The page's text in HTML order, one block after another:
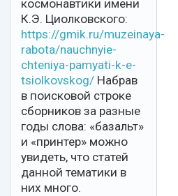
космонавтики имени
К.Э. Циолковского:
https://gmik.ru/muzeinaya-
rabota/nauchnyie-
chteniya-pamyati-k-e-
tsiolkovskog/ Набрав
в поисковой строке
сборников за разные
годы слова: «базальт»
и «принтер» можно
увидеть, что статей
данной тематики в
них много.